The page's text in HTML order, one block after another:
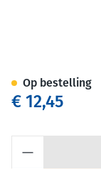
€ 12,45
Op bestelling